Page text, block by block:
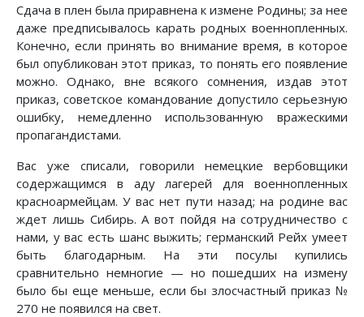
Сдача в плен была приравнена к измене Родины; за нее
даже предписывалось карать родных военнопленных.
Конечно, если принять во внимание время, в которое
был опубликован этот приказ, то понять его появление
можно. Однако, вне всякого сомнения, издав этот
приказ, советское командование допустило серьезную
ошибку, немедленно использованную вражескими
пропагандистами.
Вас уже списали, говорили немецкие вербовщики
содержащимся в аду лагерей для военнопленных
красноармейцам. У вас нет пути назад; на родине вас
ждет лишь Сибирь. А вот пойдя на сотрудничество с
нами, у вас есть шанс выжить; германский Рейх умеет
быть благодарным. На эти посулы купились
сравнительно немногие — но пошедших на измену
было бы еще меньше, если бы злосчастный приказ №
270 не появился на свет.